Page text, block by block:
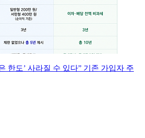
한도’ 사라질 수 있다” 기존 가입자 주